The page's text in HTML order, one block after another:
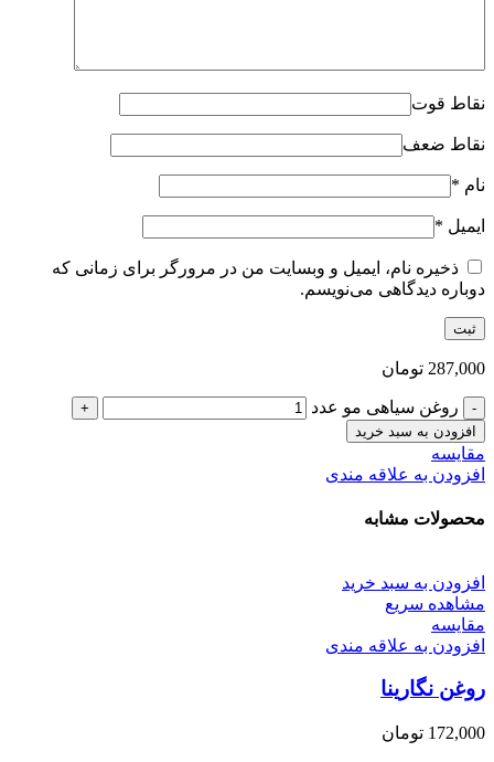
نقاط قوت
نقاط ضعف
نام *
ایمیل *
ذخیره نام، ایمیل و وبسایت من در مرورگر برای زمانی که
دوباره دیدگاهی می‌نویسم.
287,000 تومان
روغن سیاهی مو عدد
افزودن به سبد خرید
مقایسه
افزودن به علاقه مندی
محصولات مشابه
افزودن به سبد خرید
مشاهده سریع
مقایسه
افزودن به علاقه مندی
روغن نگارینا
172,000 تومان